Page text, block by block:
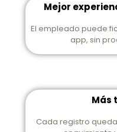
Mejor
El empleado puede
app, sin
Más
Cada registro